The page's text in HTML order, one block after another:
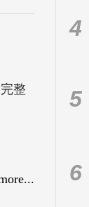
整
4
5
6